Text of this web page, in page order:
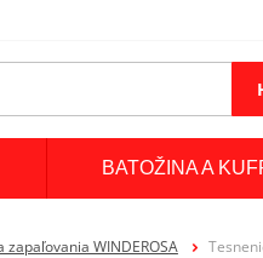
BATOŽINA A
zapaľovania WINDEROSA